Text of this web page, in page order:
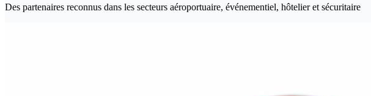
Des partenaires reconnus dans les secteurs aéroportuaire, événementiel, hôtelier et sécuritaire